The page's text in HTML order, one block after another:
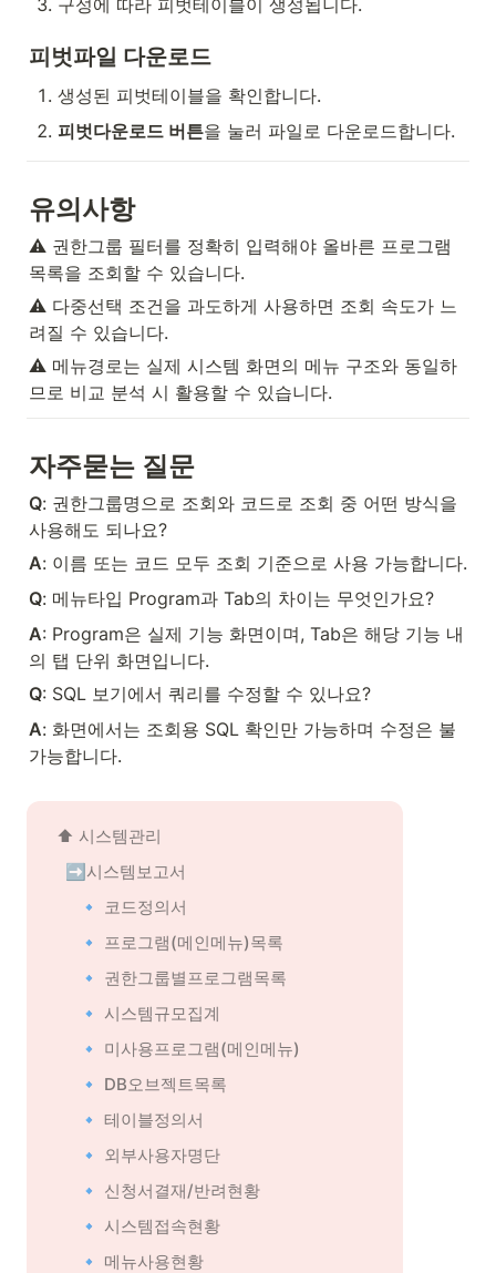
구성에 따라 피벗테이블이 생성됩니다.
피벗파일 다운로드
생성된 피벗테이블을 확인합니다.
피벗다운로드 버튼을 눌러 파일로 다운로드합니다.
유의사항
⚠️ 권한그룹 필터를 정확히 입력해야 올바른 프로그램
목록을 조회할 수 있습니다.
⚠️ 다중선택 조건을 과도하게 사용하면 조회 속도가 느
려질 수 있습니다.
⚠️ 메뉴경로는 실제 시스템 화면의 메뉴 구조와 동일하
므로 비교 분석 시 활용할 수 있습니다.
자주묻는 질문
Q: 권한그룹명으로 조회와 코드로 조회 중 어떤 방식을
사용해도 되나요?
A: 이름 또는 코드 모두 조회 기준으로 사용 가능합니다.
Q: 메뉴타입 Program과 Tab의 차이는 무엇인가요?
A: Program은 실제 기능 화면이며, Tab은 해당 기능 내
의 탭 단위 화면입니다.
Q: SQL 보기에서 쿼리를 수정할 수 있나요?
A: 화면에서는 조회용 SQL 확인만 가능하며 수정은 불
가능합니다.
⬆️ 시스템관리
➡️시스템보고서
🔹 코드정의서
🔹 프로그램(메인메뉴)목록
🔹 권한그룹별프로그램목록
🔹 시스템규모집계
🔹 미사용프로그램(메인메뉴)
🔹 DB오브젝트목록
🔹 테이블정의서
🔹 외부사용자명단
🔹 신청서결재/반려현황
🔹 시스템접속현황
🔹 메뉴사용현황